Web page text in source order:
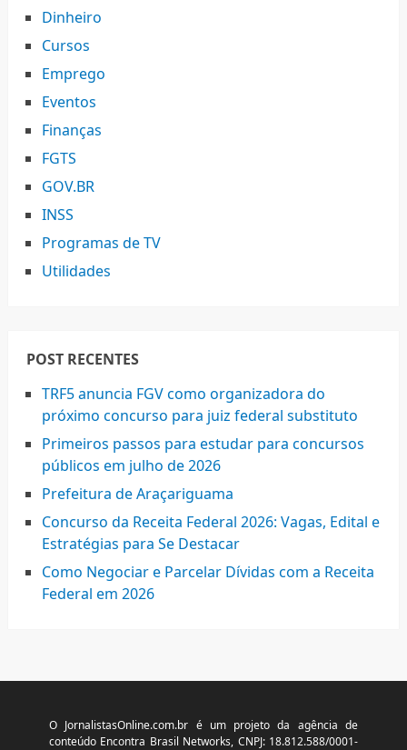
Dinheiro
Cursos
Emprego
Eventos
Finanças
FGTS
GOV.BR
INSS
Programas de TV
Utilidades
POST RECENTES
TRF5 anuncia FGV como organizadora do
próximo concurso para juiz federal substituto
Primeiros passos para estudar para concursos
públicos em julho de 2026
Prefeitura de Araçariguama
Concurso da Receita Federal 2026: Vagas, Edital e
Estratégias para Se Destacar
Como Negociar e Parcelar Dívidas com a Receita
Federal em 2026
O JornalistasOnline.com.br é um projeto da agência de
conteúdo Encontra Brasil Networks, CNPJ: 18.812.588/0001-